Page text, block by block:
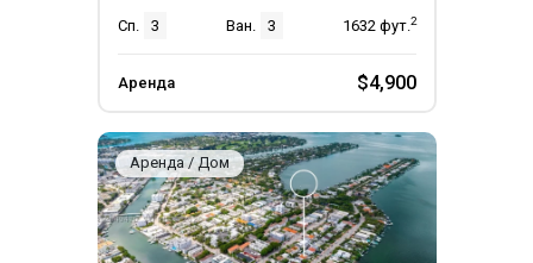
Сп.
3 Ван. 3 1632 фут.2
Аренда $4,900
Аренда / Дом